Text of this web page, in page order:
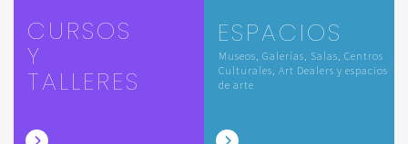
CURSOS
Y
TALLERES
ESPACIOS
Museos, Galerías, Salas, Centros
Culturales, Art Dealers y espacios
de arte